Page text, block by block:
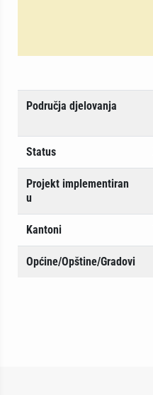
Područja djelovanja
Status
Projekt implementiran
u
Kantoni
Općine/Opštine/Gradovi